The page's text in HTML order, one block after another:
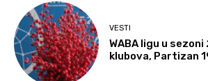
VESTI
WABA ligu u
klubova, Partizan